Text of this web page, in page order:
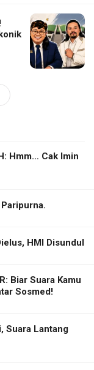
Hmm… Cak Imin
Paripurna.
HMI Disundul
Biar Suara Kamu
Sosmed!
Suara Lantang